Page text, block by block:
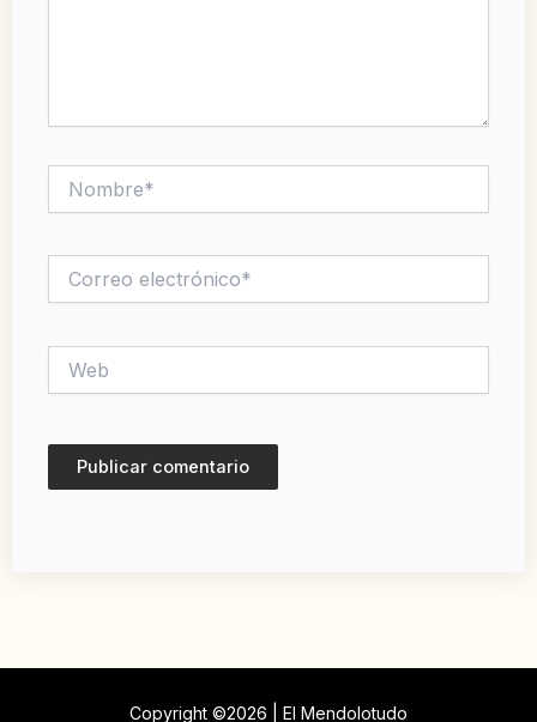
electrónico*
Copyright ©2026 | El Mendolotudo